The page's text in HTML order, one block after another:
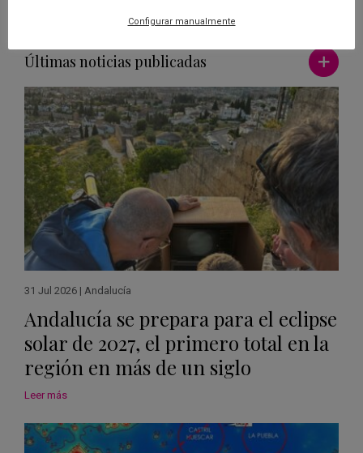
Últimas noticias publicadas Ver más
31 Jul 2026 | Andalucía
Andalucía se prepara para el eclipse
solar de 2027, el primero total en la
región en más de un siglo
Leer más
Configurar manualmente